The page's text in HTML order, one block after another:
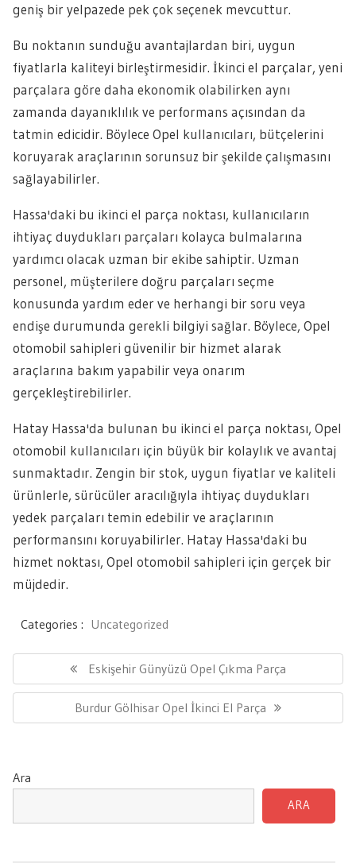
geniş bir yelpazede pek çok seçenek mevcuttur.
Bu noktanın sunduğu avantajlardan biri, uygun
fiyatlarla kaliteyi birleştirmesidir. İkinci el parçalar, yeni
parçalara göre daha ekonomik olabilirken aynı
zamanda dayanıklılık ve performans açısından da
tatmin edicidir. Böylece Opel kullanıcıları, bütçelerini
koruyarak araçlarının sorunsuz bir şekilde çalışmasını
sağlayabilirler.
Hassa'daki bu ikinci el parça noktası, kullanıcıların
ihtiyaç duydukları parçaları kolayca bulmalarına
yardımcı olacak uzman bir ekibe sahiptir. Uzman
personel, müşterilere doğru parçaları seçme
konusunda yardım eder ve herhangi bir soru veya
endişe durumunda gerekli bilgiyi sağlar. Böylece, Opel
otomobil sahipleri güvenilir bir hizmet alarak
araçlarına bakım yapabilir veya onarım
gerçekleştirebilirler.
Hatay Hassa'da bulunan bu ikinci el parça noktası, Opel
otomobil kullanıcıları için büyük bir kolaylık ve avantaj
sunmaktadır. Zengin bir stok, uygun fiyatlar ve kaliteli
ürünlerle, sürücüler aracılığıyla ihtiyaç duydukları
yedek parçaları temin edebilir ve araçlarının
performansını koruyabilirler. Hatay Hassa'daki bu
hizmet noktası, Opel otomobil sahipleri için gerçek bir
müjdedir.
Categories : Uncategorized
gezinmesi
Previous
Post:
Eskişehir Günyüzü Opel Çıkma Parça
Next
Post:
Burdur Gölhisar Opel İkinci El Parça
Ara
ARA